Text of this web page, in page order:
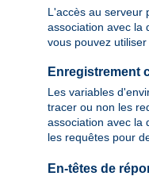
L'accès au serveur
association avec la
vous pouvez
Enregistrement
Les variables
tracer ou non les
association avec la
les requêtes pour
En-têtes de